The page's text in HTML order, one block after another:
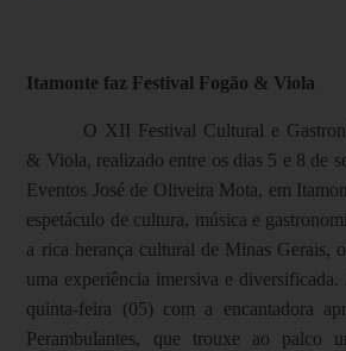
Itamonte faz Festival Fogão & Viola
O XII Festival Cultural e
& Viola, realizado entre os dias 5 e 8 de
Eventos José de Oliveira Mota, em
espetáculo de cultura, música e
a rica herança cultural de Minas Gerais,
uma experiência imersiva e
quinta-feira (05) com a encantadora
Perambulantes, que trouxe ao palco